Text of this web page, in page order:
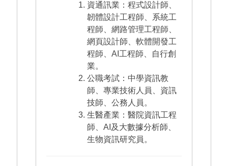
資通訊業：程式設計師、
韌體設計工程師、系統工
程師、網路管理工程師、
網頁設計師、軟體開發工
程師、AI工程師、自行創
業。
公職考試：中學資訊教
師、專業技術人員、資訊
技師、公務人員。
生醫產業：醫院資訊工程
師、AI及大數據分析師、
生物資訊研究員。